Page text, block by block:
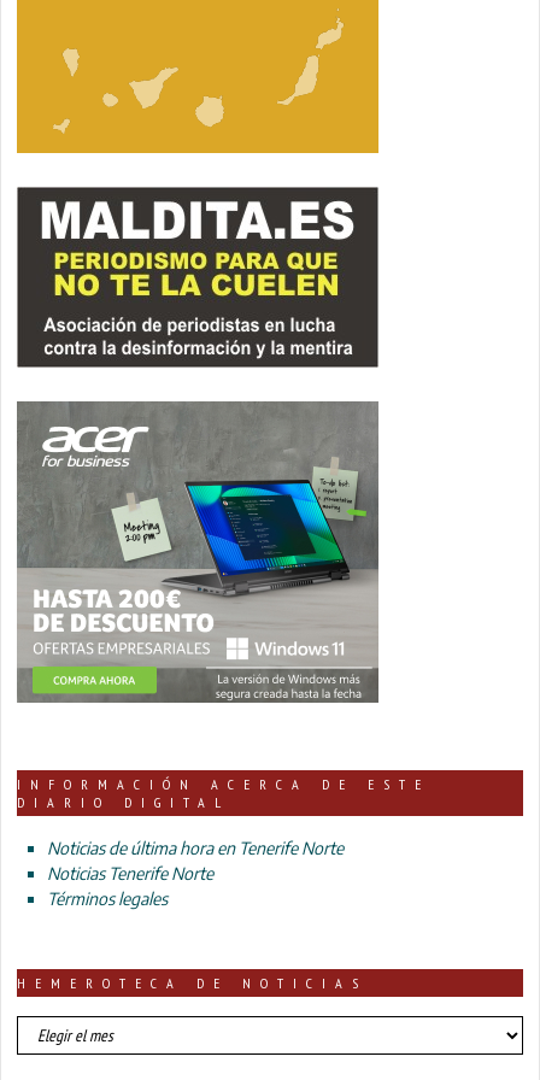
INFORMACIÓN ACERCA DE ESTE
DIARIO DIGITAL
Noticias de última hora en Tenerife Norte
Noticias Tenerife Norte
Términos legales
HEMEROTECA DE NOTICIAS
HEMEROTECA
DE